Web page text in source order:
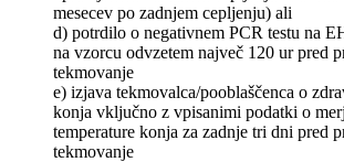
mesecev po zadnjem cepljenju) ali
d) potrdilo o negativnem PCR testu na
na vzorcu odvzetem največ 120 ur pred
tekmovanje
e) izjava tekmovalca/pooblaščenca o
konja vključno z vpisanimi podatki o
temperature konja za zadnje tri dni pred
tekmovanje